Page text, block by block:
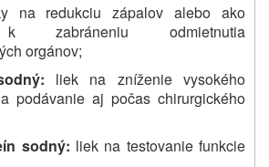
na redukciu zápalov alebo ako
zabráneniu odmietnutia
orgánov;
liek na zníženie vysokého
podávanie aj počas chirurgického
sodný: liek na testovanie funkcie